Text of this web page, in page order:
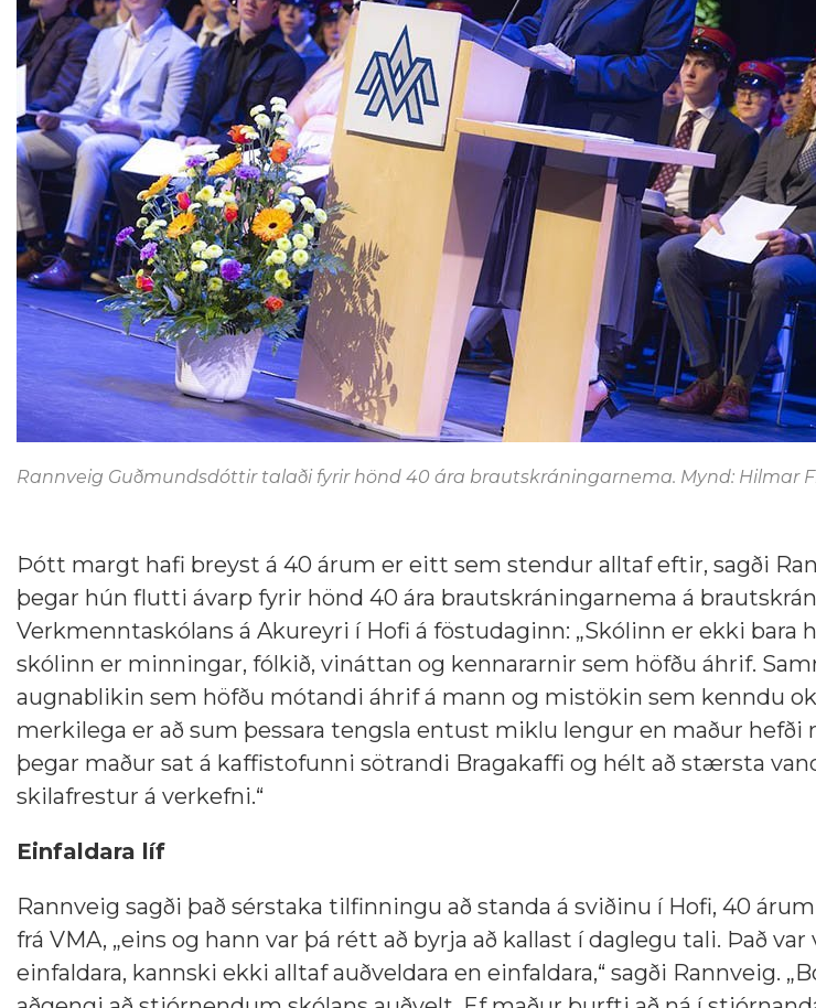
Rannveig Guðmundsdóttir talaði fyrir hönd 40 ára brautskráningarnema. Mynd: Hilmar
Þótt margt hafi breyst á 40 árum er eitt sem stendur alltaf eftir, sagði
þegar hún flutti ávarp fyrir hönd 40 ára brautskráningarnema á
Verkmenntaskólans á Akureyri í Hofi á föstudaginn: „Skólinn er ekki bara
skólinn er minningar, fólkið, vináttan og kennararnir sem höfðu áhrif.
augnablikin sem höfðu mótandi áhrif á mann og mistökin sem kenndu
merkilega er að sum þessara tengsla entust miklu lengur en maður
þegar maður sat á kaffistofunni sötrandi Bragakaffi og hélt að stærsta
skilafrestur á verkefni.“
Einfaldara líf
Rannveig sagði það sérstaka tilfinningu að standa á sviðinu í Hofi, 40
frá VMA, „eins og hann var þá rétt að byrja að kallast í daglegu tali. Það var
einfaldara, kannski ekki alltaf auðveldara en einfaldara,“ sagði Rannveig.